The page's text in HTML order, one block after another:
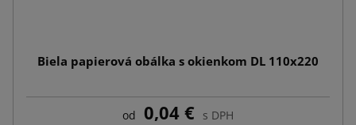
Biela papierová obálka s okienkom DL 110x220
od 0,04 € s DPH